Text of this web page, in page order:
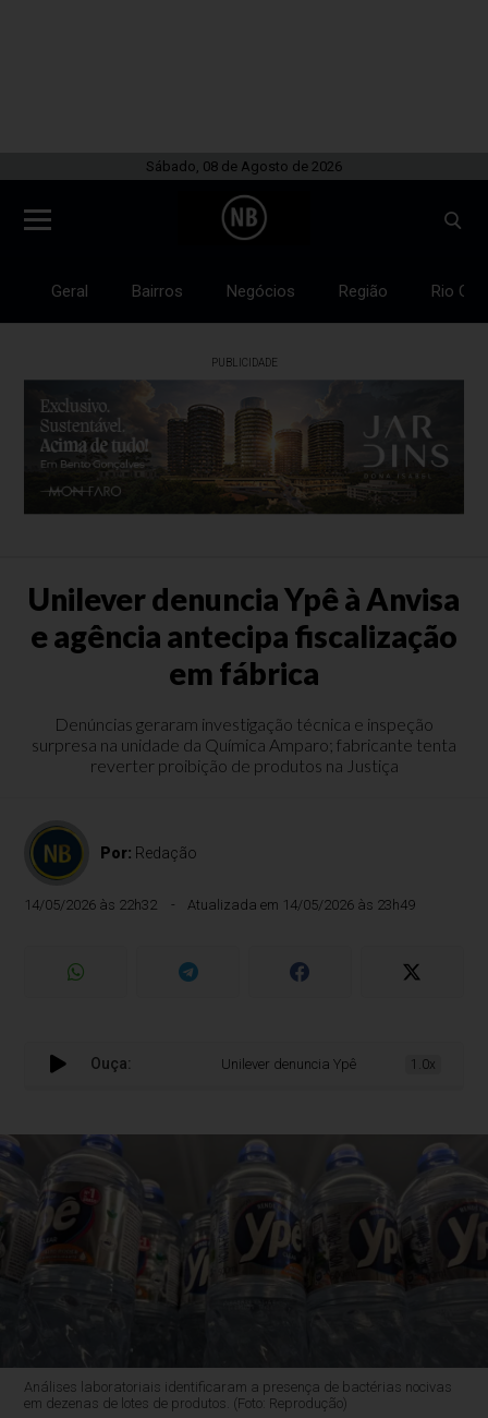
Sábado, 08 de Agosto de 2026
Geral Bairros Negócios Região Rio
PUBLICIDADE
Unilever denuncia Ypê à Anvisa
e agência antecipa fiscalização
em fábrica
Denúncias geraram investigação técnica e inspeção
surpresa na unidade da Química Amparo; fabricante tenta
reverter proibição de produtos na Justiça
Por: Redação
14/05/2026 às 22h32 Atualizada em 14/05/2026 às 23h49
Ouça: Unilever denuncia Ypê à Anvisa e agência
1.0x
Análises laboratoriais identificaram a presença de bactérias nocivas
em dezenas de lotes de produtos. (Foto: Reprodução)